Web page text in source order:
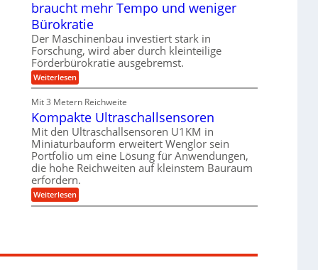
L
w
e
i
t
e
r
e
n
w
i
c
k
e
l
t
b
r
i
d
-
K
u
g
e
l
a
g
e
r
m
p
f
e
r
z
i
e
l
U
m
s
a
t
z
k
n
a
p
p
V
braucht mehr Tempo und weniger
Bürokratie
Der Maschinenbau investiert stark in
Forschung, wird aber durch kleinteilige
Förderbürokratie ausgebremst.
Weiterlesen:
M
s
c
h
i
n
e
n
b
a
u
:
c
Mit 3 Metern Reichweite
Kompakte Ultraschallsensoren
Mit den Ultraschallsensoren U1KM in
Miniaturbauform erweitert Wenglor sein
Portfolio um eine Lösung für Anwendungen,
die hohe Reichweiten auf kleinstem Bauraum
erfordern.
Weiterlesen:
K
k